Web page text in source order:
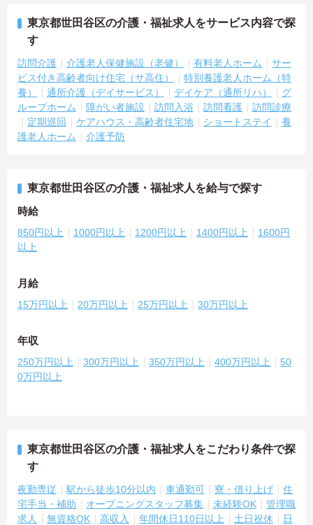
東京都世田谷区の介護・福祉求人をサービス内容で探
す
訪問介護 介護老人保健施設（老健） 有料老人ホーム
サー
ビス付き高齢者向け住宅（サ高住）
特別養護老人ホーム（特
養）
通所介護（デイサービス） デイケア（通所リハ）
グ
ループホーム
障がい者施設 訪問入浴 訪問看護
訪問診療
定期巡回
ケアハウス・高齢者住宅地 ショートステイ
養
護老人ホーム
介護予防
東京都世田谷区の介護・福祉求人を給与で探す
時給
850円以上 1000円以上 1200円以上 1400円以上
1600円
以上
月給
15万円以上 20万円以上 25万円以上 30万円以上
年収
250万円以上 300万円以上 350万円以上 400万円以上
50
0万円以上
東京都世田谷区の介護・福祉求人をこだわり条件で探
す
夜勤専従 駅から徒歩10分以内 車通勤可 寮・借り上げ
住
宅手当・補助
オープニングスタッフ募集 未経験OK
管理職
求人
無資格OK 高収入 年間休日110日以上 土日祝休
日